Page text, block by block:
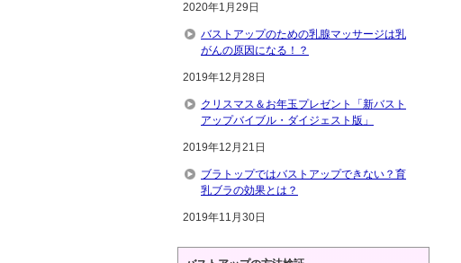
2020年1月29日
バストアップのための乳腺マッサージは乳
がんの原因になる！？
2019年12月28日
クリスマス＆お年玉プレゼント「新バスト
アップバイブル・ダイジェスト版」
2019年12月21日
ブラトップではバストアップできない？育
乳ブラの効果とは？
2019年11月30日